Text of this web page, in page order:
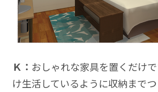
Ｋ： おしゃれな家具を置くだけ
け生活しているように収納まで